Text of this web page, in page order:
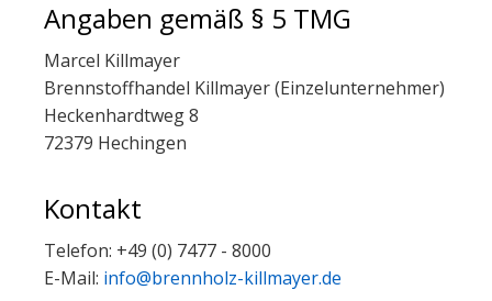
Angaben gemäß § 5 TMG
Marcel Killmayer
Brennstoffhandel Killmayer (Einzelunternehmer)
Heckenhardtweg 8
72379 Hechingen
Kontakt
Telefon: +49 (0) 7477 - 8000
E-Mail: info@brennholz-killmayer.de